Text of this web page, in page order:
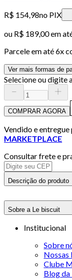
R$ 154,98no PIX
ou R$ 189,00em
Parcele em até6x
Ver mais formas de
Selecione ou digite
COMPRAR AGORA
Vendido e entregue
MARKETPLACE
Consultar frete e
Descrição do produto
Sobre a Le biscuit
Institucional
Sobre
Nossas
Clube
Blog da